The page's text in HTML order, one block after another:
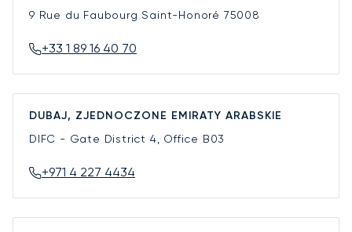
9 Rue du Faubourg Saint-Honoré 75008
+33 1 89 16 40 70
DUBAJ, ZJEDNOCZONE EMIRATY ARABSKIE
DIFC - Gate District 4, Office B03
+971 4 227 4434